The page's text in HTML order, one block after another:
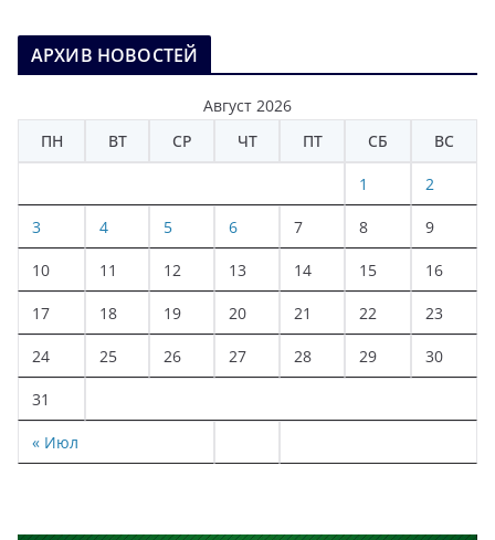
АРХИВ НОВОСТЕЙ
Август 2026
ПН
ВТ СР ЧТ ПТ СБ ВС
« Июл
1 2
3 4 5 6 7 8 9
10 11 12 13 14 15 16
17 18 19 20 21 22 23
24 25 26 27 28 29 30
31